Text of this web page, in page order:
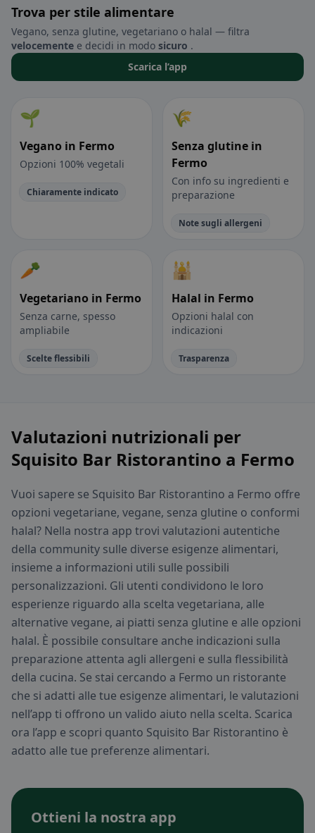
Trova per stile alimentare
Vegano, senza glutine, vegetariano o halal — filtra
velocemente e decidi in modo sicuro .
Scarica l’app
🌱
Vegano in Fermo
Opzioni 100% vegetali
Chiaramente indicato
🌾
Senza glutine in
Fermo
Con info su ingredienti e
preparazione
Note sugli allergeni
🥕
Vegetariano in Fermo
Senza carne, spesso
ampliabile
Scelte flessibili
🕌
Halal in Fermo
Opzioni halal con
indicazioni
Trasparenza
Valutazioni nutrizionali per
Squisito Bar Ristorantino a Fermo
Vuoi sapere se Squisito Bar Ristorantino a Fermo offre
opzioni vegetariane, vegane, senza glutine o conformi
halal? Nella nostra app trovi valutazioni autentiche
della community sulle diverse esigenze alimentari,
insieme a informazioni utili sulle possibili
personalizzazioni. Gli utenti condividono le loro
esperienze riguardo alla scelta vegetariana, alle
alternative vegane, ai piatti senza glutine e alle opzioni
halal. È possibile consultare anche indicazioni sulla
preparazione attenta agli allergeni e sulla flessibilità
della cucina. Se stai cercando a Fermo un ristorante
che si adatti alle tue esigenze alimentari, le valutazioni
nell’app ti offrono un valido aiuto nella scelta. Scarica
ora l’app e scopri quanto Squisito Bar Ristorantino è
adatto alle tue preferenze alimentari.
Ottieni la nostra app